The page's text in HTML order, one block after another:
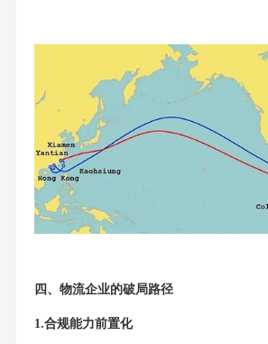
四、物流企业的破局路径
1.合规能力前置化